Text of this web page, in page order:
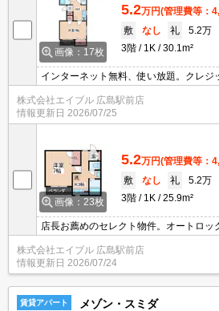
画像：17枚
5.2万円(管理費等：
敷
なし 礼
5.2万
3階
1K 30.1m²
インターネット無料、使い放題。クレジ
代22,000円。利便性重視の方にぜひお
この部屋から。
株式会社エイブル 広島駅前店
情報更新日 2026/07/25
画像：23枚
5.2万円(管理費等：
敷
なし 礼
5.2万
3階
1K 25.9m²
店長お薦めのセレクト物件。オートロッ
ション良好。初期費用・家賃カード払い
た。引越指定業者あり。光インターネッ
株式会社エイブル 広島駅前店
情報更新日 2026/07/24
賃貸アパート メゾン・スミダ